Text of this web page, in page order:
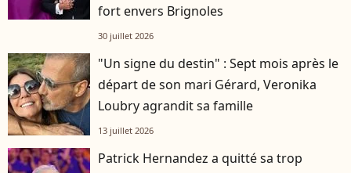
fort envers Brignoles
30 juillet 2026
"Un signe du destin" : Sept mois après le
départ de son mari Gérard, Veronika
Loubry agrandit sa famille
13 juillet 2026
Patrick Hernandez a quitté sa trop